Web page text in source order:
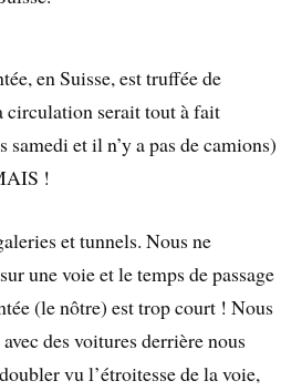
en Suisse, est truffée de
circulation serait tout à fait
samedi et il n’y a pas de camions)
!
et tunnels. Nous ne
une voie et le temps de passage
(le nôtre) est trop court ! Nous
des voitures derrière nous
vu l’étroitesse de la voie,